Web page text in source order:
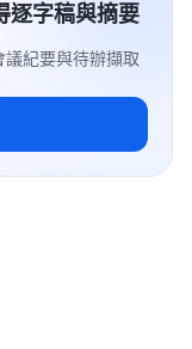
逐字稿與摘要
紀要與待辦擷取